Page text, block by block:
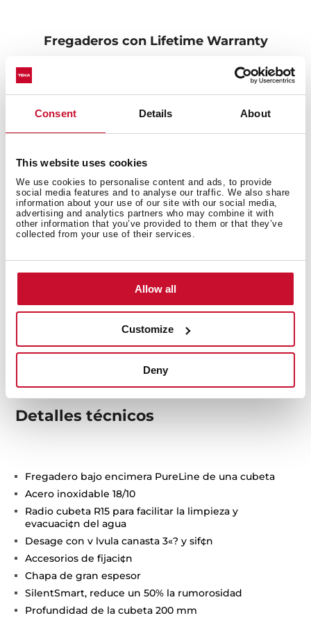
Consent Details About
This website uses cookies
We use cookies to personalise content and ads, to provide
social media features and to analyse our traffic. We also share
information about your use of our site with our social media,
advertising and analytics partners who may combine it with
other information that you’ve provided to them or that they’ve
collected from your use of their services.
Allow all
Customize
Deny
Fregaderos con Lifetime Warranty
Fabricados con material de la mayor durabilidad, y
sometidos a infinidad de test de resistencia, para
tan seguros de ello, que ofrecemos garantía de por
vida.
Detalles técnicos
Fregadero bajo encimera PureLine de una cubeta
Acero inoxidable 18/10
Radio cubeta R15 para facilitar la limpieza y
evacuaci¢n del agua
Desage con v lvula canasta 3«? y sif¢n
Accesorios de fijaci¢n
Chapa de gran espesor
SilentSmart, reduce un 50% la rumorosidad
Profundidad de la cubeta 200 mm